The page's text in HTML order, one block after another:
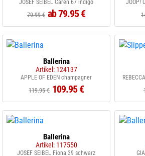
JOSEF SEIBEL Caren 67 indigo
79.99 € ab 79.95 €
JOOP!
Ballerina
Artikel: 124137
APPLE OF EDEN champagner
119.95 € 109.95 €
Ballerina
Artikel: 117550
JOSEF SEIBEL Fiona 39 schwarz